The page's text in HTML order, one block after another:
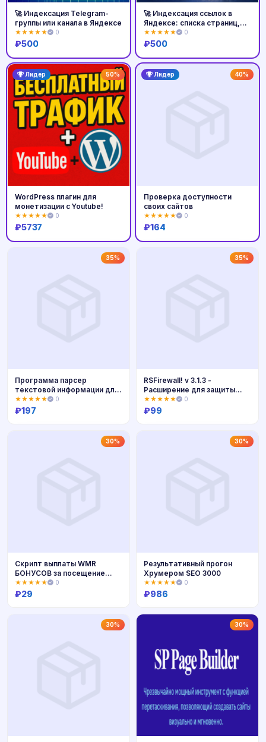
Купить
🚀 Индексация Telegram-
группы или канала в Яндексе
★★★★★ 0
₽500
🚀 Индексация ссылок в
Яндексе: списка страниц,
постов
★★★★★ 0
₽500
Лидер 50%
WordPress плагин для
монетизации с Youtube!
★★★★★ 0
₽5737
Лидер 40%
Проверка доступности
своих сайтов
★★★★★ 0
₽164
35%
Программа парсер
текстовой информации для
ВК ОК
★★★★★ 0
₽197
35%
RSFirewall! v 3.1.3 -
Расширение для защиты
Joomla
★★★★★ 0
₽99
30%
Скрипт выплаты WMR
БОНУСОВ за посещение
вашего сайта
★★★★★ 0
₽29
30%
Результативный прогон
Хрумером SEO 3000
★★★★★ 0
₽986
30% 30%